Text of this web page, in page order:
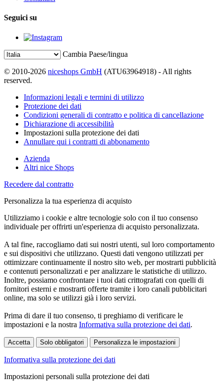
Seguici su
Cambia Paese/lingua
© 2010-2026 niceshops GmbH (ATU63964918) - All rights
reserved.
Informazioni legali e termini di utilizzo
Protezione dei dati
Condizioni generali di contratto e politica di cancellazione
Dichiarazione di accessibilità
Impostazioni sulla protezione dei dati
Annullare qui i contratti di abbonamento
Azienda
Altri nice Shops
Recedere dal contratto
Personalizza la tua esperienza di acquisto
Utilizziamo i cookie e altre tecnologie solo con il tuo consenso
individuale per offrirti un'esperienza di acquisto personalizzata.
A tal fine, raccogliamo dati sui nostri utenti, sul loro comportamento
e sui dispositivi che utilizzano. Questi dati vengono utilizzati per
ottimizzare continuamente il nostro sito web, per mostrarti pubblicità
e contenuti personalizzati e per analizzare le statistiche di utilizzo.
Inoltre, possiamo confrontare i tuoi dati crittografati con quelli di
fornitori esterni e mostrarti offerte tramite i loro canali pubblicitari
online, ma solo se utilizzi già i loro servizi.
Prima di dare il tuo consenso, ti preghiamo di verificare le
impostazioni e la nostra Informativa sulla protezione dei dati.
Accetta Solo obbligatori Personalizza le impostazioni
Informativa sulla protezione dei dati
Impostazioni personali sulla protezione dei dati